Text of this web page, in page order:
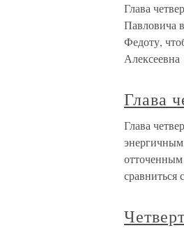
Глава
Павловича
Федоту,
Алексеевна
Глава
Глава
сравниться с